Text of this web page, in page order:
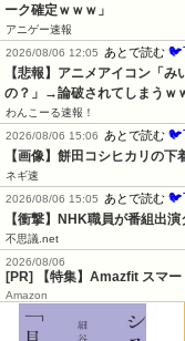
ーク確定ｗｗｗ」
アニゲー速報
2026/08/06 12:05
あとで読む
【悲報】アニメアイコン「
の？」→論破されてしまうｗ
わんこーる速報！
2026/08/06 15:06
あとで読む
【画像】餅田コシヒカリの下
ネギ速
2026/08/06 15:05
あとで読む
【衝撃】NHK職員が番組出
不思議.net
2026/08/06
[PR] 【特集】Amazfit スマー
Amazon